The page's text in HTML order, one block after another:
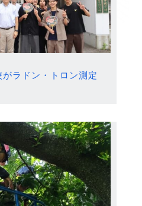
ラドン・トロン測定